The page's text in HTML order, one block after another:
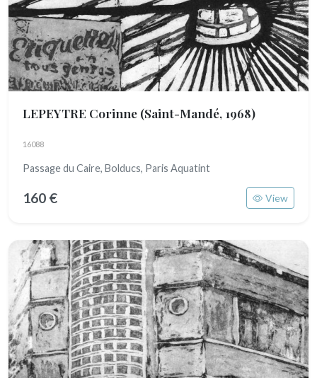
LEPEYTRE Corinne (Saint-Mandé, 1968)
16088
Passage du Caire, Bolducs, Paris Aquatint
160 € View